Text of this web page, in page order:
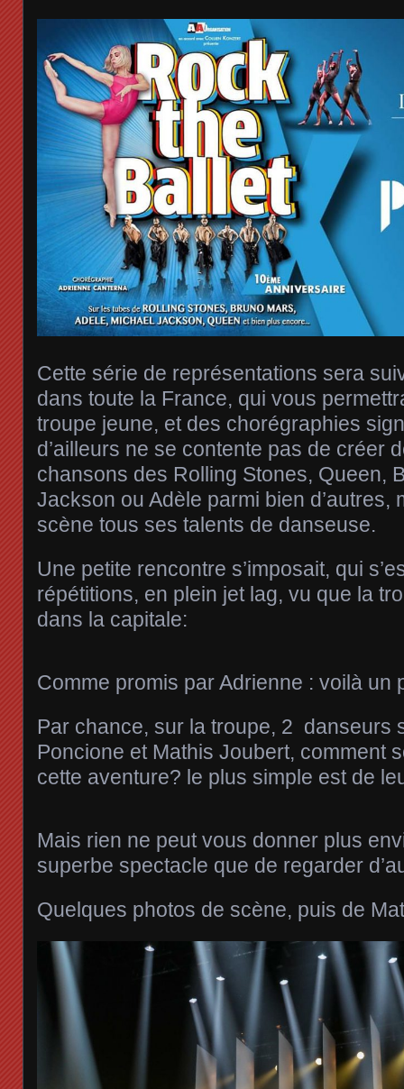
Cette série de représentations sera
dans toute la France, qui vous
troupe jeune, et des chorégraphies
d’ailleurs ne se contente pas de créer
chansons des Rolling Stones, Queen,
Jackson ou Adèle parmi bien d’autres,
scène tous ses talents de danseuse.
Une petite rencontre s’imposait, qui
répétitions, en plein jet lag, vu que la
dans la capitale:
Comme promis par Adrienne : voilà un
Par chance, sur la troupe, 2 danseurs
Poncione et Mathis Joubert, comment
cette aventure? le plus simple est de
Mais rien ne peut vous donner plus
superbe spectacle que de regarder
Quelques photos de scène, puis de